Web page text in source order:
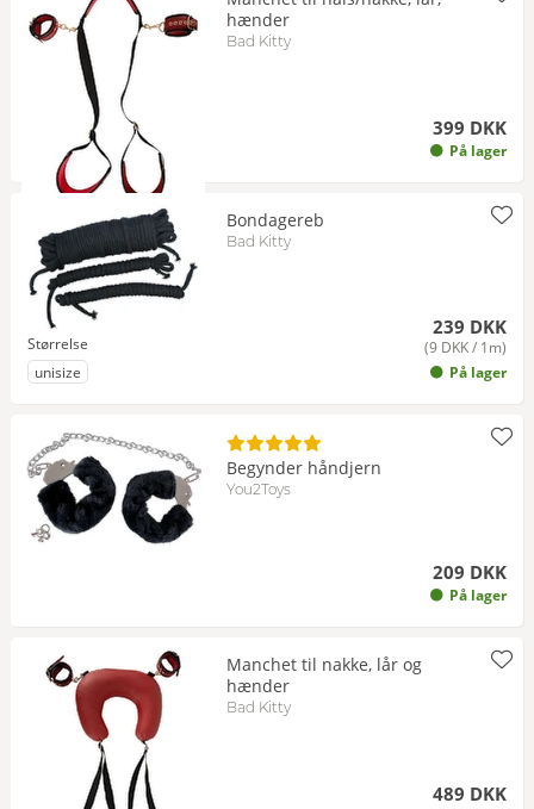
hænder
Bad Kitty
399 DKK
På lager
Bondagereb
Bad Kitty
239 DKK
(9 DKK / 1m)
På lager
Størrelse
til Størrelse
unisize
Begynder håndjern
You2Toys
209 DKK
På lager
Manchet til nakke, lår og
hænder
Bad Kitty
489 DKK